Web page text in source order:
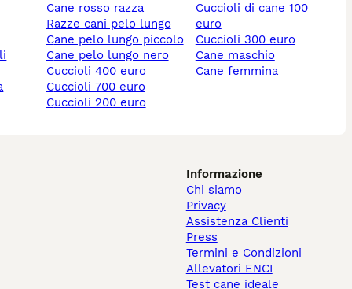
cane rosso razza
razze cani pelo lungo
cane pelo lungo piccolo
cane pelo lungo nero
cuccioli 400 euro
cuccioli 700 euro
cuccioli 200 euro
cuccioli di cane 100
euro
cuccioli 300 euro
cane maschio
cane femmina
Informazione
Chi siamo
Privacy
Assistenza Clienti
Press
Termini e Condizioni
Allevatori ENCI
Test cane ideale